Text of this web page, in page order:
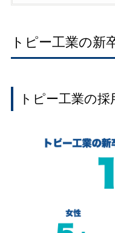
トピー工業の新
トピー工業の採